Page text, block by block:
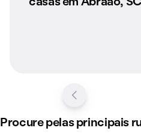
casas em Abraão,
Procure pelas principais